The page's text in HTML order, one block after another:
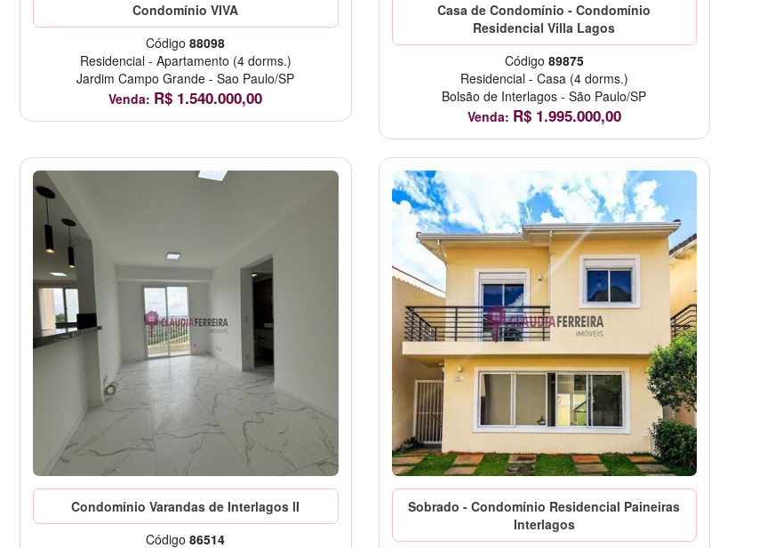
Condomínio VIVA
Código88098
Residencial - Apartamento (4 dorms.)
Jardim Campo Grande -Sao Paulo/SP
Venda: R$ 1.540.000,00
Casa de Condomínio - Condomínio
Residencial Villa Lagos
Código 89875
Residencial - Casa (4 dorms.)
Bolsão de Interlagos -São Paulo/SP
Venda: R$ 1.995.000,00
Condomínio Varandas de Interlagos lI
Código86514
Sobrado - Condomínio Residencial Paineiras
Interlagos